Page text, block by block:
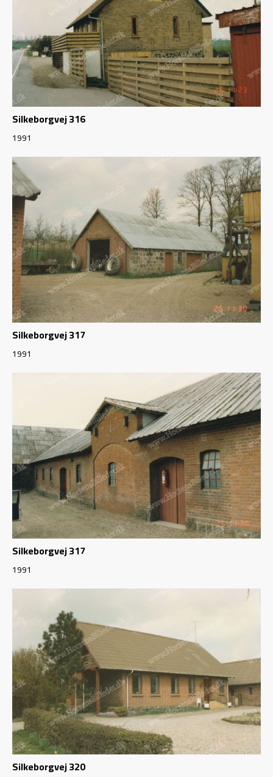
Silkeborgvej 316
1991
Silkeborgvej 317
1991
Silkeborgvej 317
1991
Silkeborgvej 320